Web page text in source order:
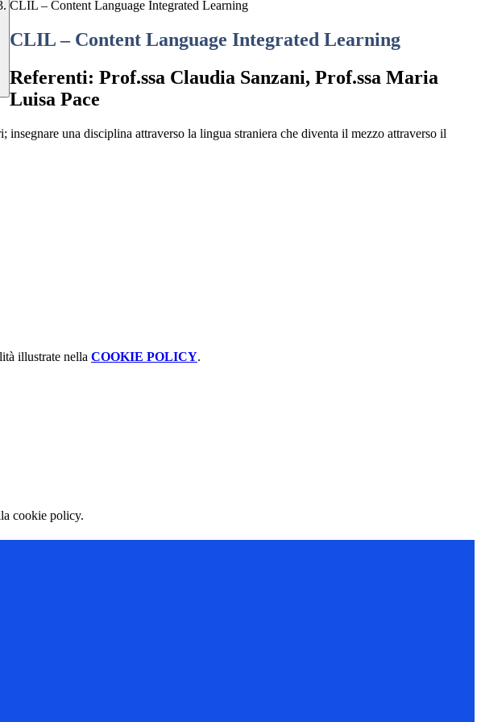
CLIL – Content Language Integrated Learning
CLIL – Content Language Integrated Learning
Referenti: Prof.ssa Claudia Sanzani, Prof.ssa Maria
Luisa Pace
una disciplina attraverso la lingua straniera che diventa il mezzo attraverso il
illustrate nella COOKIE POLICY.
cookie policy.